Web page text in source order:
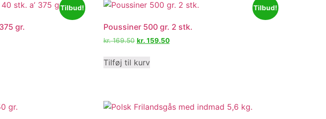
Tilbud!
gr.
Tilbud!
Poussiner 500 gr. 2 stk.
kr.169.50 kr. 159.50
Tilføj til kurv